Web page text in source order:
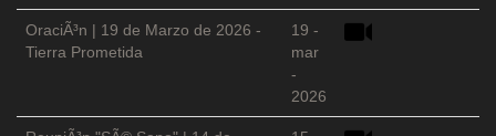
OraciÃ³n | 19 de Marzo de 2026 -
Tierra Prometida
19 -
mar
-
2026